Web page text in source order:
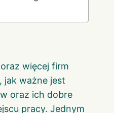
więcej firm
jak ważne jest
oraz ich dobre
pracy. Jednym